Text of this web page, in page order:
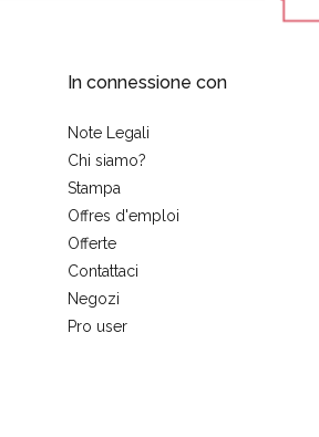
In connessione con
Note Legali
Chi siamo?
Stampa
Offres d'emploi
Offerte
Contattaci
Negozi
Pro user